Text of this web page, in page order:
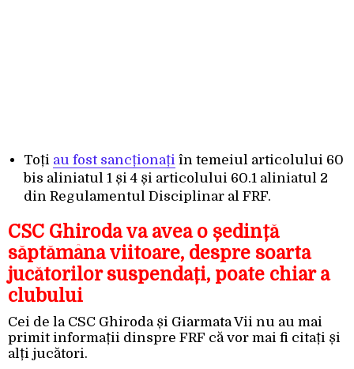
Toți au fost sancționați în temeiul articolului 60
bis aliniatul 1 și 4 și articolului 60.1 aliniatul 2
din Regulamentul Disciplinar al FRF.
CSC Ghiroda va avea o ședință
săptămâna viitoare, despre soarta
jucătorilor suspendați, poate chiar a
clubului
Cei de la CSC Ghiroda și Giarmata Vii nu au mai
primit informații dinspre FRF că vor mai fi citați și
alți jucători.